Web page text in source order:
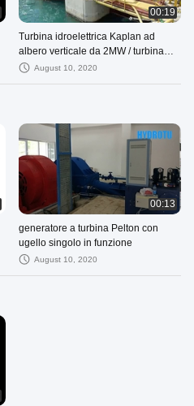
00:19
Turbina idroelettrica Kaplan ad
albero verticale da 2MW / turbina
idraulica in funzione
August 10, 2020
00:13
generatore a turbina Pelton con
ugello singolo in funzione
August 10, 2020